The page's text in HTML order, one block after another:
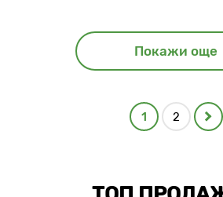
Покажи още
1 2